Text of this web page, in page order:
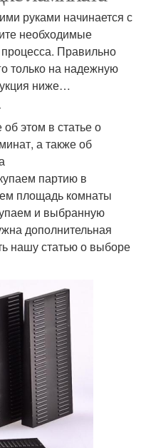
руками начинается с
необходимые
Правильно
только на надежную
ниже…
этом в статье о
а также об
партию в
площадь комнаты
и выбранную
дополнительная
нашу статью о выборе